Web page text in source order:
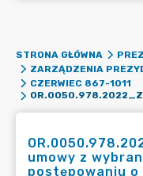
STRONA GŁÓWNA
ZARZĄDZENIA
CZERWIEC 867-1011
umowy z
postępowaniu o